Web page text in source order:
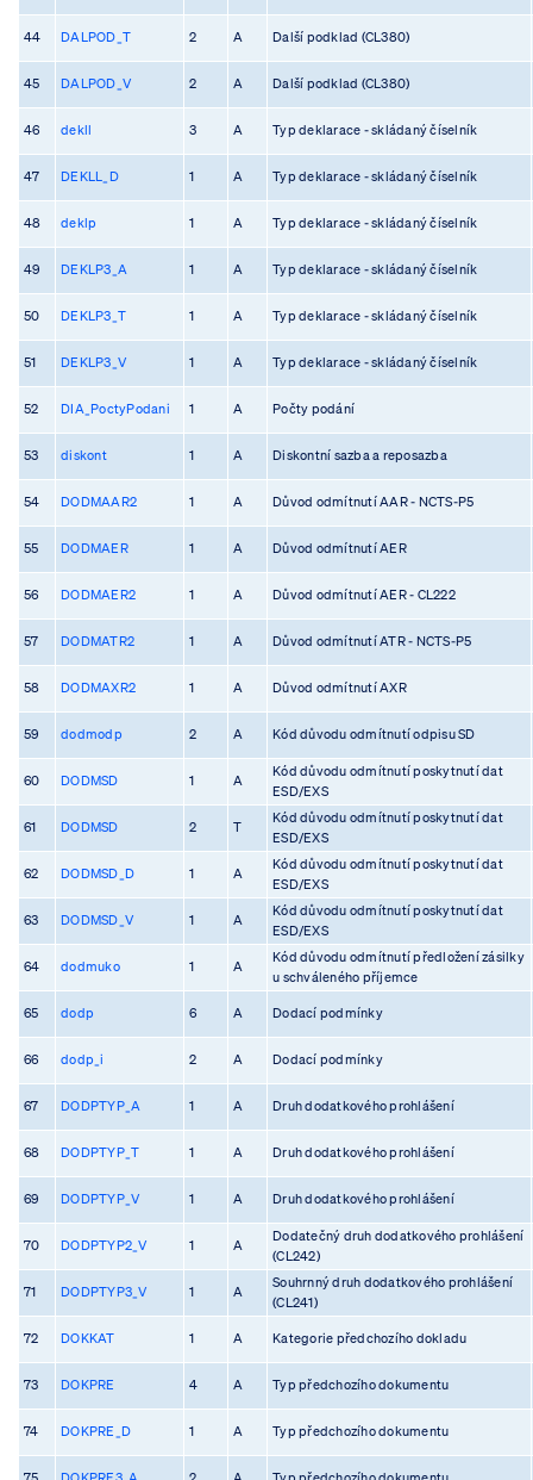
44 DALPOD_T 2 A Další podklad (CL380)
45 DALPOD_V 2 A Další podklad (CL380)
46 dekll 3 A Typ deklarace - skládaný číselník
47 DEKLL_D 1 A Typ deklarace - skládaný číselník
48 deklp 1 A Typ deklarace - skládaný číselník
49 DEKLP3_A 1 A Typ deklarace - skládaný číselník
50 DEKLP3_T 1 A Typ deklarace - skládaný číselník
51 DEKLP3_V 1 A Typ deklarace - skládaný číselník
52 DIA_PoctyPodani 1 A Počty podání
53 diskont 1 A Diskontní sazba a reposazba
54 DODMAAR2 1 A Důvod odmítnutí AAR - NCTS-P5
55 DODMAER 1 A Důvod odmítnutí AER
56 DODMAER2 1 A Důvod odmítnutí AER - CL222
57 DODMATR2 1 A Důvod odmítnutí ATR - NCTS-P5
58 DODMAXR2 1 A Důvod odmítnutí AXR
59 dodmodp 2 A Kód důvodu odmítnutí odpisu SD
60 DODMSD 1 A
Kód důvodu odmítnutí poskytnutí dat
ESD/EXS
61 DODMSD 2 T
Kód důvodu odmítnutí poskytnutí dat
ESD/EXS
62 DODMSD_D 1 A
Kód důvodu odmítnutí poskytnutí dat
ESD/EXS
63 DODMSD_V 1 A
Kód důvodu odmítnutí poskytnutí dat
ESD/EXS
64 dodmuko 1 A
Kód důvodu odmítnutí předložení zásilky
u schváleného příjemce
65 dodp 6 A Dodací podmínky
66 dodp_i 2 A Dodací podmínky
67 DODPTYP_A 1 A Druh dodatkového prohlášení
68 DODPTYP_T 1 A Druh dodatkového prohlášení
69 DODPTYP_V 1 A Druh dodatkového prohlášení
70 DODPTYP2_V 1 A
Dodatečný druh dodatkového prohlášení
(CL242)
71 DODPTYP3_V 1 A
Souhrnný druh dodatkového prohlášení
(CL241)
72 DOKKAT 1 A Kategorie předchozího dokladu
73 DOKPRE 4 A Typ předchozího dokumentu
74 DOKPRE_D 1 A Typ předchozího dokumentu